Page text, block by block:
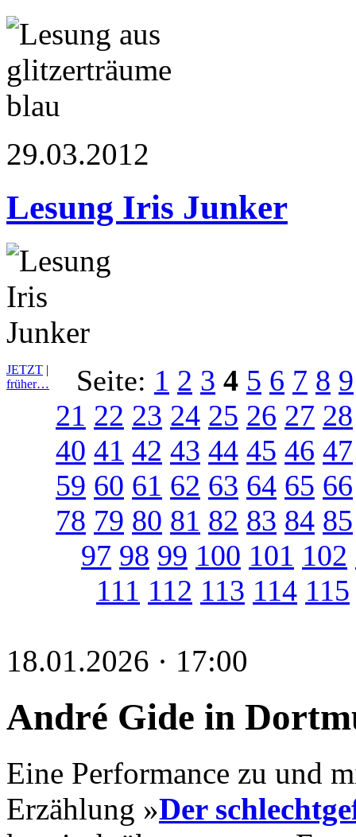
29.03.2012
Lesung Iris Junker
JETZT |
früher…
Seite: 1 2 3 4 5 6 7 8 9
21 22 23 24 25 26 27 28
40 41 42 43 44 45 46 47
59 60 61 62 63 64 65 66
78 79 80 81 82 83 84 85
97 98 99 100 101 102
111 112 113 114 115
18.01.2026 · 17:00
André Gide in
Eine Performance zu und
Erzählung »Der